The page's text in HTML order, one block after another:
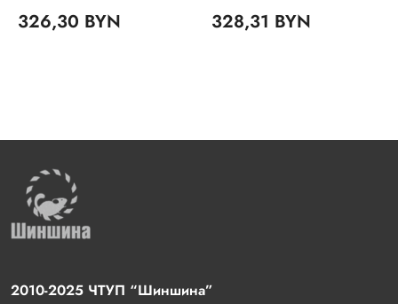
326,30 BYN 328,31 BYN
2010-2025 ЧТУП “Шиншина”